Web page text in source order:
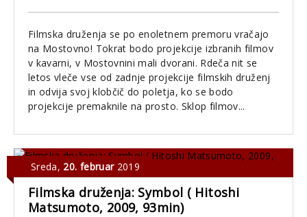
Filmska druženja se po enoletnem premoru vračajo
na Mostovno! Tokrat bodo projekcije izbranih filmov
v kavarni, v Mostovnini mali dvorani. Rdeča nit se
letos vleče vse od zadnje projekcije filmskih druženj
in odvija svoj klobčič do poletja, ko se bodo
projekcije premaknile na prosto. Sklop filmov...
Sreda, 20. februar2019
Filmska druženja: Symbol ( Hitoshi
Matsumoto, 2009, 93min)